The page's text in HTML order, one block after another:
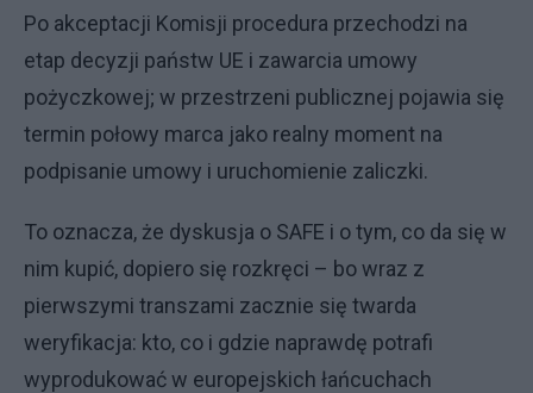
Po akceptacji Komisji procedura przechodzi na
etap decyzji państw UE i zawarcia umowy
pożyczkowej; w przestrzeni publicznej pojawia się
termin połowy marca jako realny moment na
podpisanie umowy i uruchomienie zaliczki.
To oznacza, że dyskusja o SAFE i o tym, co da się w
nim kupić, dopiero się rozkręci – bo wraz z
pierwszymi transzami zacznie się twarda
weryfikacja: kto, co i gdzie naprawdę potrafi
wyprodukować w europejskich łańcuchach